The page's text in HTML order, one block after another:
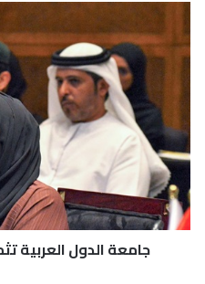
جامعة الدول العربية